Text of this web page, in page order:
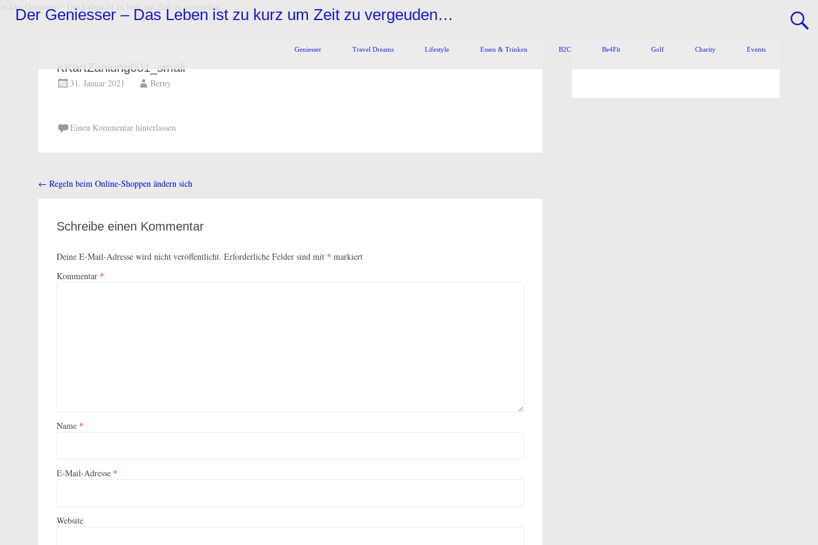
Zum
InhaltDer Geniesser – Das Leben ist zu kurz um Zeit zu vergeuden…
Geniesser Travel Dreams Lifestyle Essen & Trinken B2C Be4Fit Golf Charity Events
KKartZahlung001_small
31. Januar 2021 Berny
Einen Kommentar hinterlassen
Beitragsnavigation
← Regeln beim Online-Shoppen ändern sich
Schreibe einen Kommentar
Deine E-Mail-Adresse wird nicht veröffentlicht. Erforderliche Felder sind mit * markiert
Kommentar *
Name *
E-Mail-Adresse *
Website